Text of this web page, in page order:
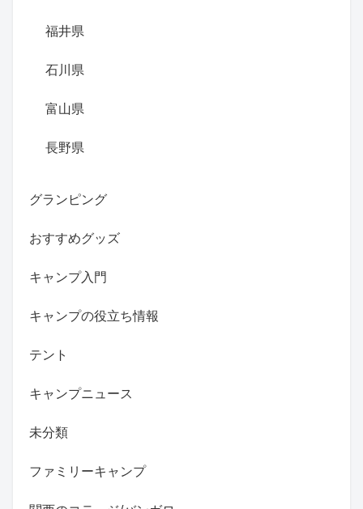
福井県
石川県
富山県
長野県
グランピング
おすすめグッズ
キャンプ入門
キャンプの役立ち情報
テント
キャンプニュース
未分類
ファミリーキャンプ